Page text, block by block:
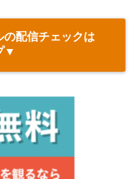
配信チェックは
▼